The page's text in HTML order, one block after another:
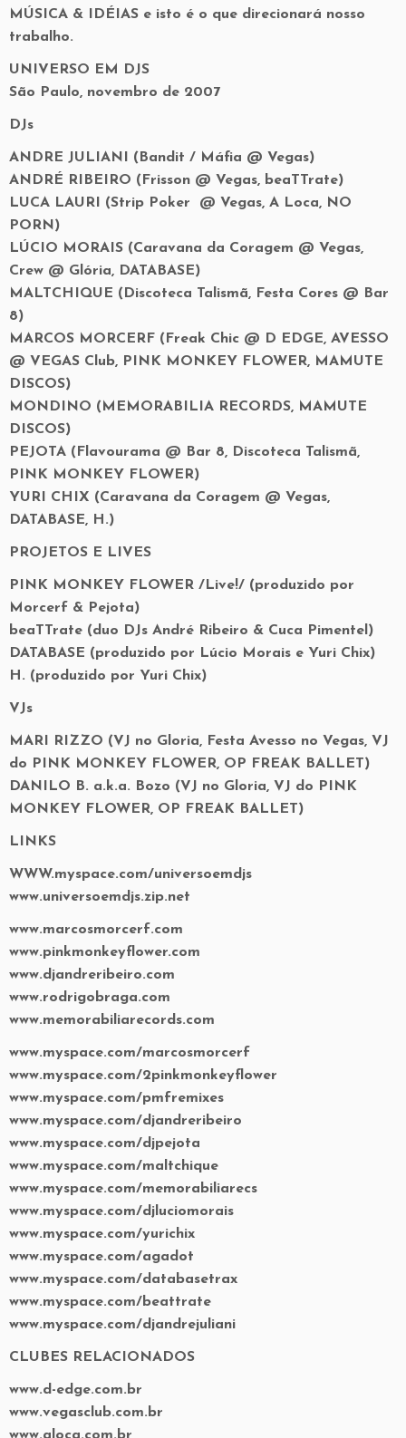
MÚSICA & IDÉIAS e isto é o que direcionará nosso
trabalho.
UNIVERSO EM DJS
São Paulo, novembro de 2007
DJs
ANDRE JULIANI (Bandit / Máfia @ Vegas)
ANDRÉ RIBEIRO (Frisson @ Vegas, beaTTrate)
LUCA LAURI (Strip Poker @ Vegas, A Loca, NO
PORN)
LÚCIO MORAIS (Caravana da Coragem @ Vegas,
Crew @ Glória, DATABASE)
MALTCHIQUE (Discoteca Talismã, Festa Cores @ Bar
8)
MARCOS MORCERF (Freak Chic @ D EDGE, AVESSO
@ VEGAS Club, PINK MONKEY FLOWER, MAMUTE
DISCOS)
MONDINO (MEMORABILIA RECORDS, MAMUTE
DISCOS)
PEJOTA (Flavourama @ Bar 8, Discoteca Talismã,
PINK MONKEY FLOWER)
YURI CHIX (Caravana da Coragem @ Vegas,
DATABASE, H.)
PROJETOS E LIVES
PINK MONKEY FLOWER /Live!/ (produzido por
Morcerf & Pejota)
beaTTrate (duo DJs André Ribeiro & Cuca Pimentel)
DATABASE (produzido por Lúcio Morais e Yuri Chix)
H. (produzido por Yuri Chix)
VJs
MARI RIZZO (VJ no Gloria, Festa Avesso no Vegas, VJ
do PINK MONKEY FLOWER, OP FREAK BALLET)
DANILO B. a.k.a. Bozo (VJ no Gloria, VJ do PINK
MONKEY FLOWER, OP FREAK BALLET)
LINKS
WWW.myspace.com/universoemdjs
www.universoemdjs.zip.net
www.marcosmorcerf.com
www.pinkmonkeyflower.com
www.djandreribeiro.com
www.rodrigobraga.com
www.memorabiliarecords.com
www.myspace.com/marcosmorcerf
www.myspace.com/2pinkmonkeyflower
www.myspace.com/pmfremixes
www.myspace.com/djandreribeiro
www.myspace.com/djpejota
www.myspace.com/maltchique
www.myspace.com/memorabiliarecs
www.myspace.com/djluciomorais
www.myspace.com/yurichix
www.myspace.com/agadot
www.myspace.com/databasetrax
www.myspace.com/beattrate
www.myspace.com/djandrejuliani
CLUBES RELACIONADOS
www.d-edge.com.br
www.vegasclub.com.br